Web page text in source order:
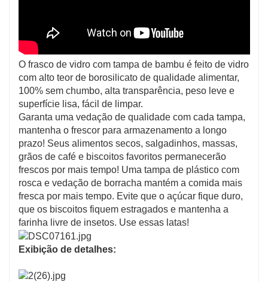
O frasco de vidro com tampa de bambu é feito de vidro
com alto teor de borosilicato de qualidade alimentar,
100% sem chumbo, alta transparência, peso leve e
superfície lisa, fácil de limpar.
Garanta uma vedação de qualidade com cada tampa,
mantenha o frescor para armazenamento a longo
prazo! Seus alimentos secos, salgadinhos, massas,
grãos de café e biscoitos favoritos permanecerão
frescos por mais tempo! Uma tampa de plástico com
rosca e vedação de borracha mantém a comida mais
fresca por mais tempo. Evite que o açúcar fique duro,
que os biscoitos fiquem estragados e mantenha a
farinha livre de insetos. Use essas latas!
Exibição de detalhes: